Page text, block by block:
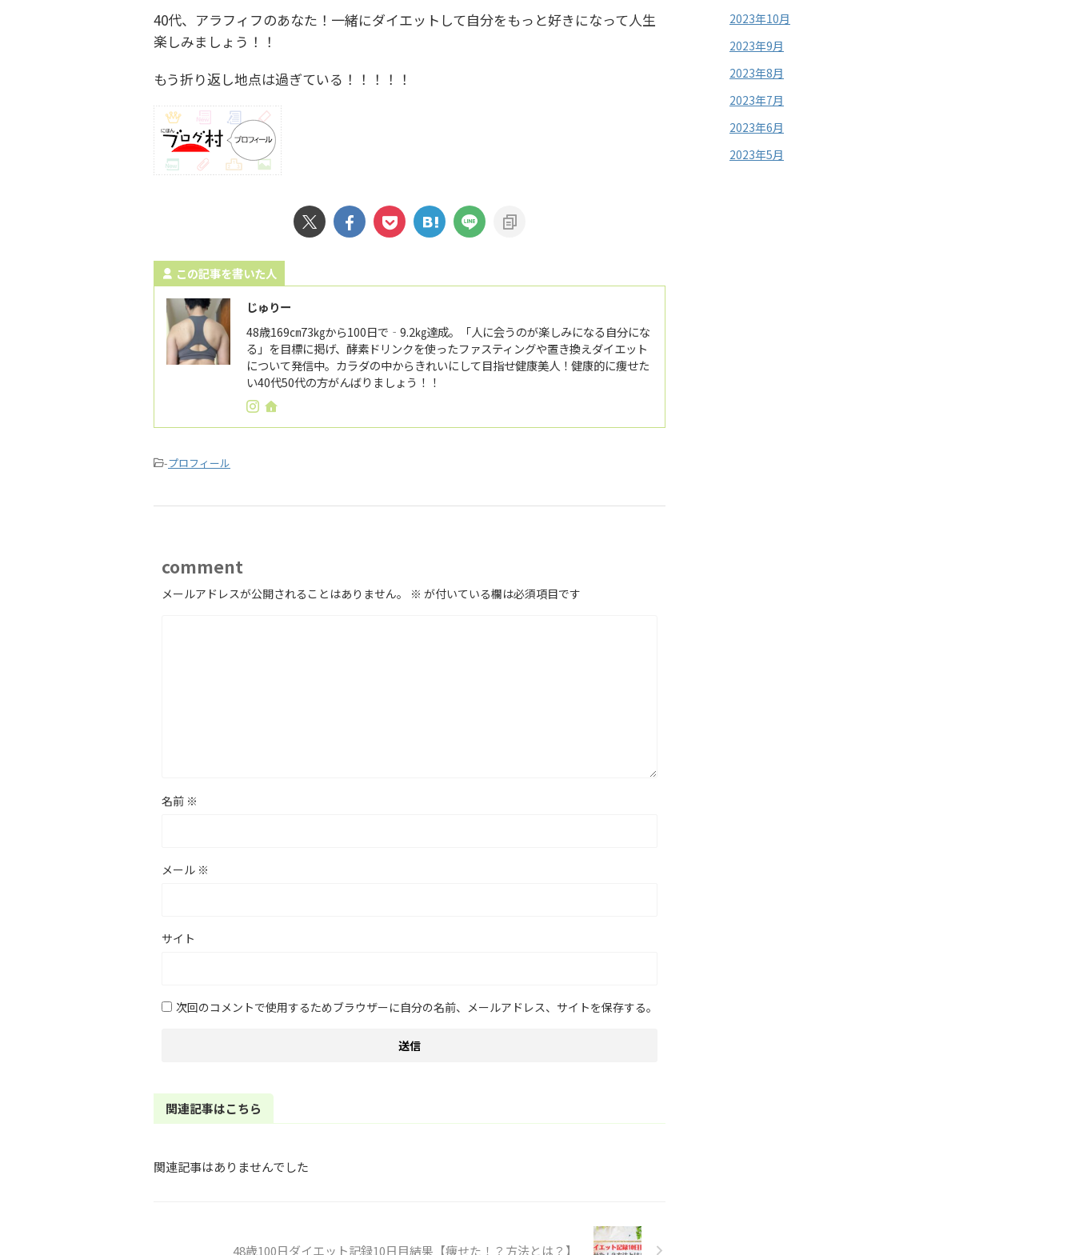
40代、アラフィフのあなた！一緒にダイエットして自分をもっと好きになって人生
楽しみましょう！！
もう折り返し地点は過ぎている！！！！！
この記事を書いた人
じゅりー
48歳169㎝73㎏から100日で‐9.2㎏達成。「人に会うのが楽しみになる自分にな
る」を目標に掲げ、酵素ドリンクを使ったファスティングや置き換えダイエット
について発信中。カラダの中からきれいにして目指せ健康美人！健康的に痩せた
い40代50代の方がんばりましょう！！
-プロフィール
comment
メールアドレスが公開されることはありません。 ※ が付いている欄は必須項目です
名前 ※
メール ※
サイト
次回のコメントで使用するためブラウザーに自分の名前、メールアドレス、サイトを保存する。
関連記事はこちら
関連記事はありませんでした
48歳100日ダイエット記録10日目結果【痩せた！？方法とは？】
2023年10月
2023年9月
2023年8月
2023年7月
2023年6月
2023年5月